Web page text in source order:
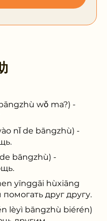
wǒ ma?) -
nǐ de bāngzhù) -
bāngzhù) -
yīnggāi hùxiāng
друг другу.
lèyì bāngzhù biérén)